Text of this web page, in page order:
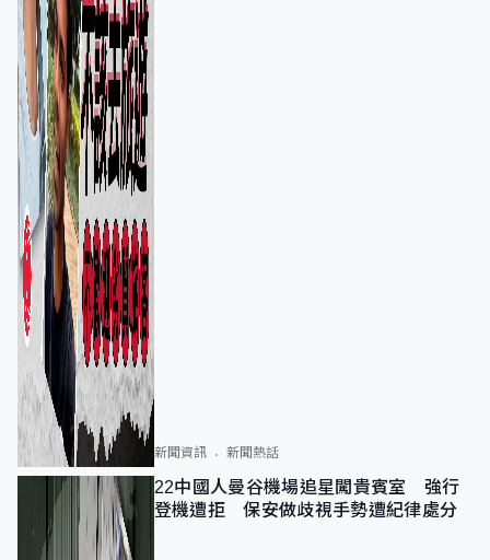
新聞資訊 新聞熱話
22中國人曼谷機場追星闖貴賓室 強行
登機遭拒 保安做歧視手勢遭紀律處分